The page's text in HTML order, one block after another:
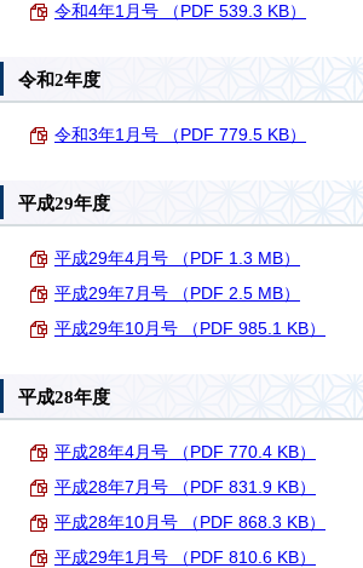
令和4年1月号 （PDF 539.3 KB）
令和2年度
令和3年1月号 （PDF 779.5 KB）
平成29年度
平成29年4月号 （PDF 1.3 MB）
平成29年7月号 （PDF 2.5 MB）
平成29年10月号 （PDF 985.1 KB）
平成28年度
平成28年4月号 （PDF 770.4 KB）
平成28年7月号 （PDF 831.9 KB）
平成28年10月号 （PDF 868.3 KB）
平成29年1月号 （PDF 810.6 KB）